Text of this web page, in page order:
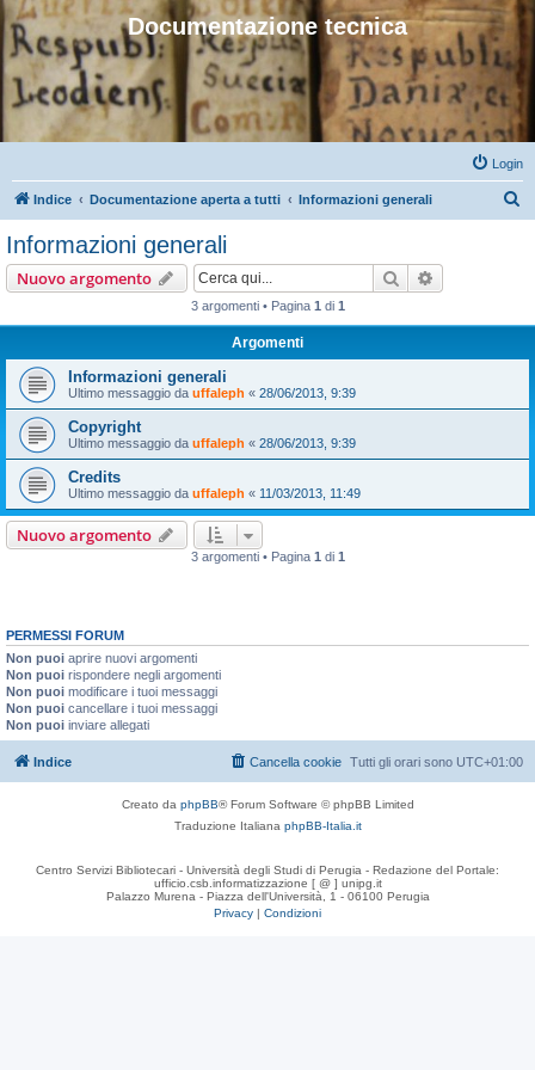
Documentazione tecnica
Login
Indice Documentazione aperta a tutti Informazioni generali
Informazioni generali
Nuovo argomento Cerca
3 argomenti • Pagina 1 di 1
Argomenti
Informazioni generali
Ultimo messaggio da uffaleph « 28/06/2013, 9:39
Copyright
Ultimo messaggio da uffaleph « 28/06/2013, 9:39
Credits
Ultimo messaggio da uffaleph « 11/03/2013, 11:49
Nuovo argomento
3 argomenti • Pagina 1 di 1
PERMESSI FORUM
Non puoi aprire nuovi argomenti
Non puoi rispondere negli argomenti
Non puoi modificare i tuoi messaggi
Non puoi cancellare i tuoi messaggi
Non puoi inviare allegati
Indice Tutti gli orari sono UTC+01:00
Cancella cookie
Creato da phpBB® Forum Software © phpBB Limited
Traduzione Italiana phpBB-Italia.it
Centro Servizi Bibliotecari - Università degli Studi di Perugia - Redazione del Portale:
ufficio.csb.informatizzazione [ @ ] unipg.it
Palazzo Murena - Piazza dell'Università, 1 - 06100 Perugia
Privacy | Condizioni